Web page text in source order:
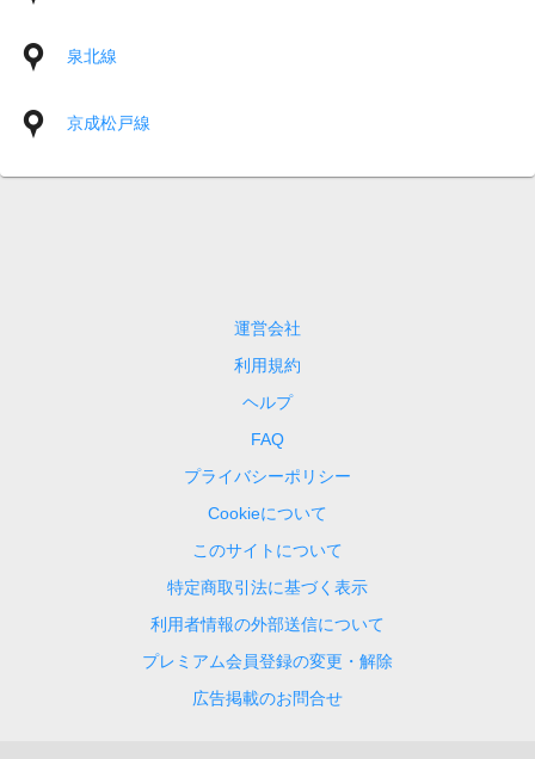
泉北線
京成松戸線
運営会社
利用規約
ヘルプ
FAQ
プライバシーポリシー
Cookieについて
このサイトについて
特定商取引法に基づく表示
利用者情報の外部送信について
プレミアム会員登録の変更・解除
広告掲載のお問合せ